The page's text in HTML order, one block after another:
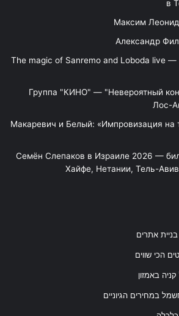
в
Максим
Александр
"The magic of Sanremo and Loboda live
Группа "КИНО" — "Невероятный
Лос-
Макаревич и Белый: «Импровизация
Семён Слепаков в Израиле 2026 —
Хайфе, Нетании, Тель-